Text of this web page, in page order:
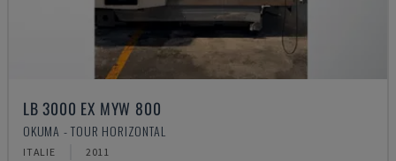
LB 3000 EX MYW 800
OKUMA - TOUR HORIZONTAL
ITALIE 2011